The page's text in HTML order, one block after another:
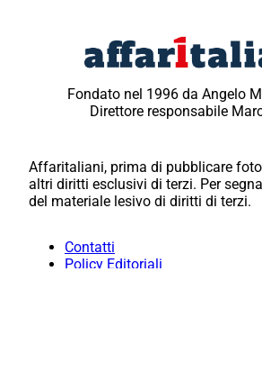
Fondato nel 1996 da Angelo
Direttore responsabile
Affaritaliani, prima di pubblicare
altri diritti esclusivi di terzi. Per
del materiale lesivo di diritti di terzi.
Contatti
Policy Editoriali